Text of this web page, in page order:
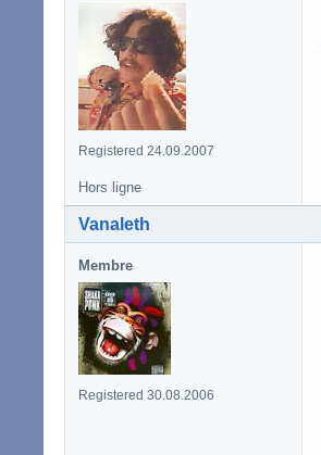
Registered 24.09.2007
Hors ligne
Vanaleth
Membre
Registered 30.08.2006